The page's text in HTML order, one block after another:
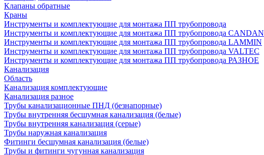
Клапаны обратные
Краны
Инструменты и комплектующие для монтажа ПП трубопровода
Инструменты и комплектующие для монтажа ПП трубопровода CANDAN
Инструменты и комплектующие для монтажа ПП трубопровода LAMMIN
Инструменты и комплектующие для монтажа ПП трубопровода VALTEC
Инструменты и комплектующие для монтажа ПП трубопровода РАЗНОЕ
Канализация
Область
Канализация комплектующие
Канализация разное
Трубы канализационные ПНД (безнапорные)
Трубы внутренняя бесшумная канализация (белые)
Трубы внутренняя канализация (серые)
Трубы наружная канализация
Фитинги бесшумная канализация (белые)
Трубы и фитинги чугунная канализация